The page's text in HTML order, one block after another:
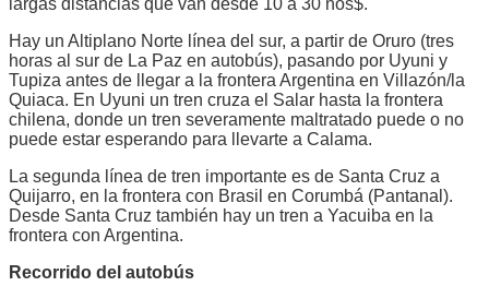
largas distancias que van desde 10 a 30 nos$.
Hay un Altiplano Norte línea del sur, a partir de Oruro (tres
horas al sur de La Paz en autobús), pasando por Uyuni y
Tupiza antes de llegar a la frontera Argentina en Villazón/la
Quiaca. En Uyuni un tren cruza el Salar hasta la frontera
chilena, donde un tren severamente maltratado puede o no
puede estar esperando para llevarte a Calama.
La segunda línea de tren importante es de Santa Cruz a
Quijarro, en la frontera con Brasil en Corumbá (Pantanal).
Desde Santa Cruz también hay un tren a Yacuiba en la
frontera con Argentina.
Recorrido del autobús